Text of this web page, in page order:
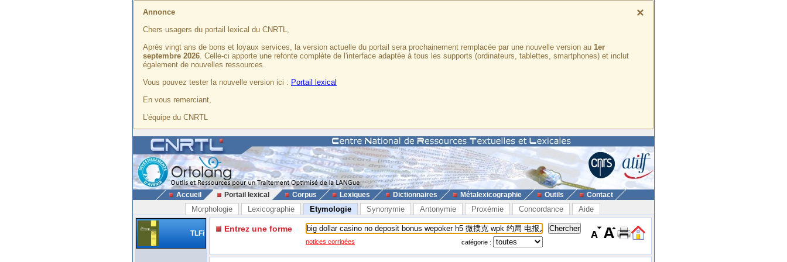
×
Annonce
Chers usagers du portail lexical du CNRTL,
Après vingt ans de bons et loyaux services, la version actuelle du portail sera prochainement remplacée par une nouvelle version au 1er
septembre 2026. Celle-ci apporte une refonte complète de l'interface adaptée à tous les supports (ordinateurs, tablettes, smartphones) et inclut
également de nouvelles ressources.
Vous pouvez tester la nouvelle version ici : Portail lexical
En vous remerciant,
L'équipe du CNRTL
Accueil Portail lexical Corpus Lexiques Dictionnaires Métalexicographie Outils Contact
Morphologie Lexicographie Etymologie Synonymie Antonymie Proxémie Concordance Aide
TLFi Entrez une forme
notices corrigées catégorie :